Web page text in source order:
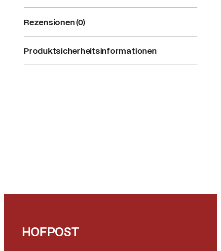
Rezensionen (0)
Produktsicherheitsinformationen
HOFPOST